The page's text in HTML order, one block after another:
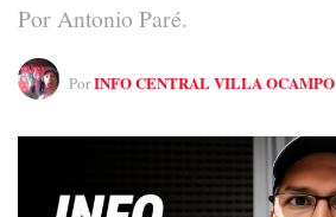
Por Antonio Paré.
PorINFO CENTRAL VILLA OCAMPO